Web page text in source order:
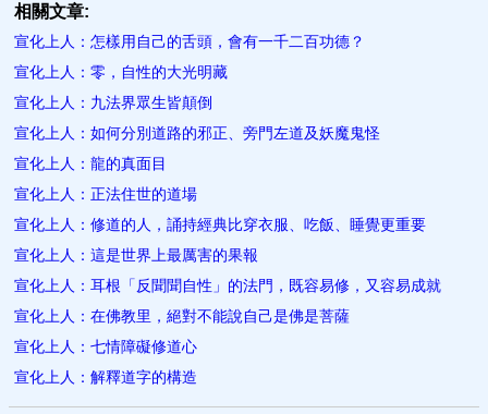
相關文章:
宣化上人：怎樣用自己的舌頭，會有一千二百功德？
宣化上人：零，自性的大光明藏
宣化上人：九法界眾生皆顛倒
宣化上人：如何分別道路的邪正、旁門左道及妖魔鬼怪
宣化上人：龍的真面目
宣化上人：正法住世的道場
宣化上人：修道的人，誦持經典比穿衣服、吃飯、睡覺更重要
宣化上人：這是世界上最厲害的果報
宣化上人：耳根「反聞聞自性」的法門，既容易修，又容易成就
宣化上人：在佛教里，絕對不能說自己是佛是菩薩
宣化上人：七情障礙修道心
宣化上人：解釋道字的構造